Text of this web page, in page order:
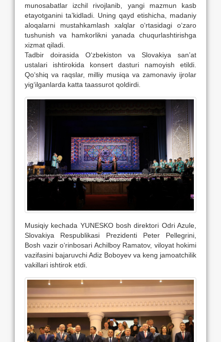
munosabatlar izchil rivojlanib, yangi mazmun kasb
etayotganini ta’kidladi. Uning qayd etishicha, madaniy
aloqalarni mustahkamlash xalqlar o‘rtasidagi o‘zaro
tushunish va hamkorlikni yanada chuqurlashtirishga
xizmat qiladi.
Tadbir doirasida O‘zbekiston va Slovakiya san’at
ustalari ishtirokida konsert dasturi namoyish etildi.
Qo‘shiq va raqslar, milliy musiqa va zamonaviy ijrolar
yig‘ilganlarda katta taassurot qoldirdi.
Musiqiy kechada YUNESKO bosh direktori Odri Azule,
Slovakiya Respublikasi Prezidenti Peter Pellegrini,
Bosh vazir o‘rinbosari Achilboy Ramatov, viloyat hokimi
vazifasini bajaruvchi Adiz Boboyev va keng jamoatchilik
vakillari ishtirok etdi.